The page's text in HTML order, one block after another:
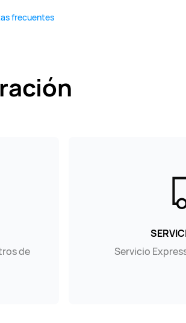
frecuentes
de
Servicio